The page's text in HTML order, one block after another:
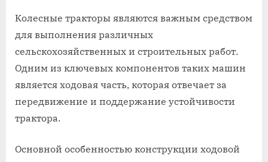
Колесные тракторы являются важным средством
для выполнения различных
сельскохозяйственных и строительных работ.
Одним из ключевых компонентов таких машин
является ходовая часть, которая отвечает за
передвижение и поддержание устойчивости
трактора.
Основной особенностью конструкции ходовой